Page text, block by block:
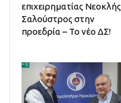
επιχειρηματίας Νεοκλής
Σαλούστρος στην
προεδρία – Το νέο ΔΣ!